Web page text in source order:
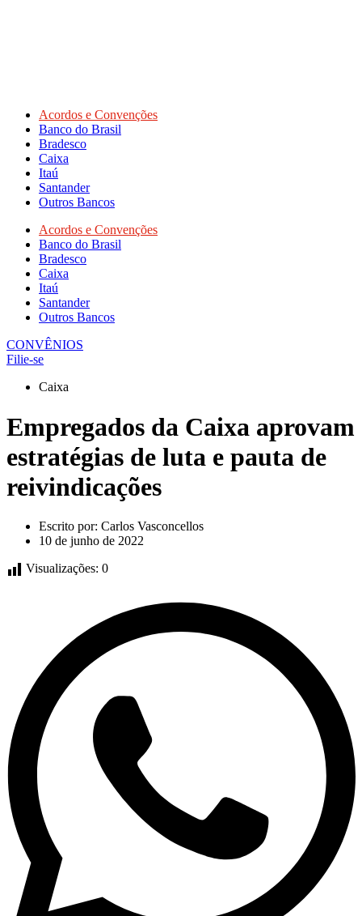
Acordos e Convenções
Banco do Brasil
Bradesco
Caixa
Itaú
Santander
Outros Bancos
Acordos e Convenções
Banco do Brasil
Bradesco
Caixa
Itaú
Santander
Outros Bancos
CONVÊNIOS
Filie-se
Caixa
Empregados da Caixa aprovam
estratégias de luta e pauta de
reivindicações
Escrito por: Carlos Vasconcellos
10 de junho de 2022
Visualizações: 0